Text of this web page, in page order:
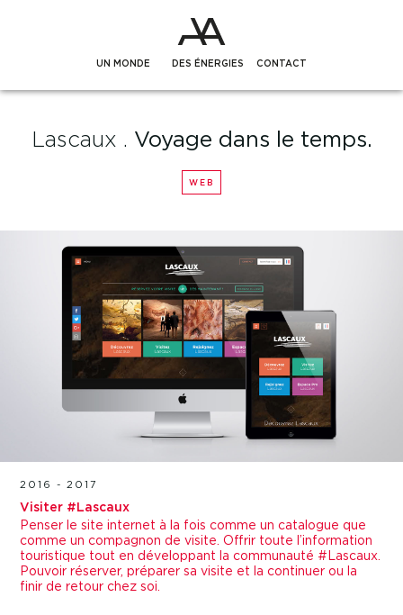
UN MONDE DES ÉNERGIES CONTACT
Lascaux . Voyage dans le temps.
WEB
2016 - 2017
Visiter #Lascaux
Penser le site internet à la fois comme un catalogue que
comme un compagnon de visite. Offrir toute l’information
touristique tout en développant la communauté #Lascaux.
Pouvoir réserver, préparer sa visite et la continuer ou la
finir de retour chez soi.